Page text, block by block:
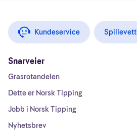
Kundeservice Spillevett
Snarveier
Grasrotandelen
Dette er Norsk Tipping
Jobb i Norsk Tipping
Nyhetsbrev